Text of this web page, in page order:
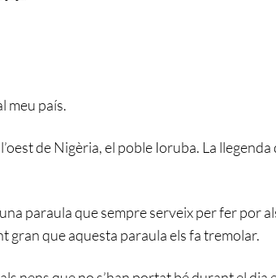
meu país.
de Nigèria, el poble Ioruba. La llegenda
paraula que sempre serveix per fer por
gran que aquesta paraula els fa tremolar.